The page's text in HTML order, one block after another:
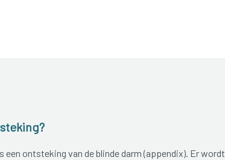
een ontsteking van de blinde darm (appendix). Er